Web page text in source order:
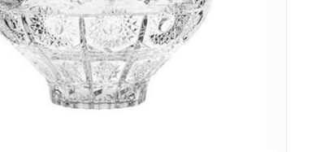
نوشیدنی ها
روشنایی و الکتریکی